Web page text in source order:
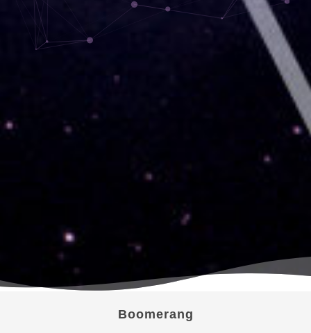
Boomerang